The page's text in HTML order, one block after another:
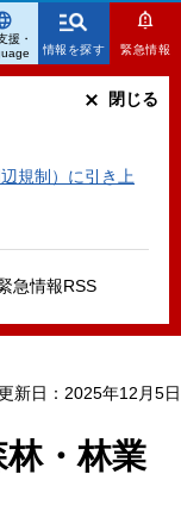
情報を探す 緊急情報
規制）に引き上
急情報RSS
閉じる
援・
新日：2025年12月5日
・林業